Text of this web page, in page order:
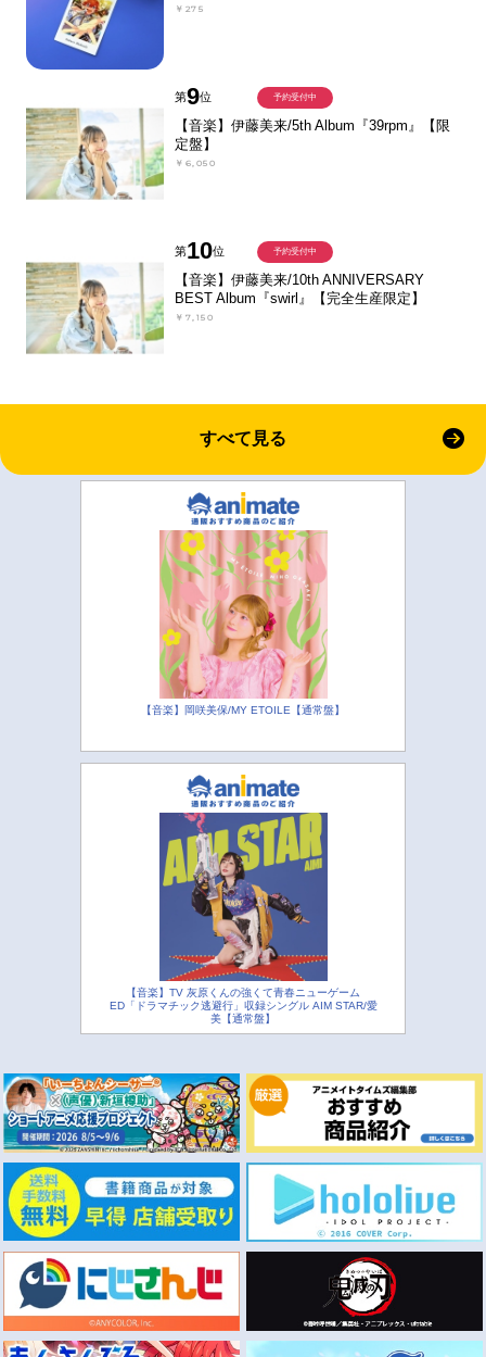
￥275
第9位
【音楽】伊藤美来/5th Album『39rpm』【限
定盤】
￥6,050
予約受付中
第10位
【音楽】伊藤美来/10th ANNIVERSARY
BEST Album『swirl』【完全生産限定】
￥7,150
予約受付中
すべて見る
【音楽】岡咲美保/MY ETOILE【通常盤】
【音楽】TV 灰原くんの強くて青春ニューゲーム
ED「ドラマチック逃避行」収録シングル AIM STAR/愛
美【通常盤】